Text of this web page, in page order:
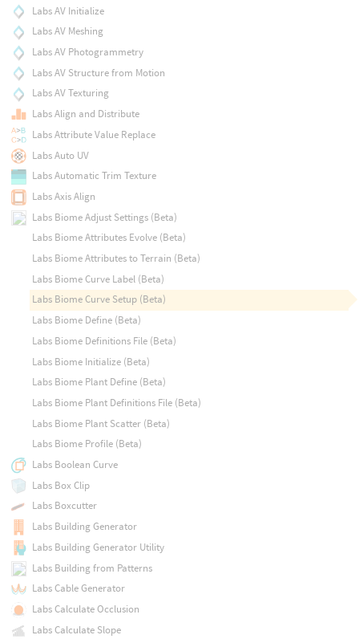
Labs AV Initialize
Labs AV Meshing
Labs AV Photogrammetry
Labs AV Structure from Motion
Labs AV Texturing
Labs Align and Distribute
Labs Attribute Value Replace
Labs Auto UV
Labs Automatic Trim Texture
Labs Axis Align
Labs Biome Adjust Settings (Beta)
Labs Biome Attributes Evolve (Beta)
Labs Biome Attributes to Terrain (Beta)
Labs Biome Curve Label (Beta)
Labs Biome Curve Setup (Beta)
Labs Biome Define (Beta)
Labs Biome Definitions File (Beta)
Labs Biome Initialize (Beta)
Labs Biome Plant Define (Beta)
Labs Biome Plant Definitions File (Beta)
Labs Biome Plant Scatter (Beta)
Labs Biome Profile (Beta)
Labs Boolean Curve
Labs Box Clip
Labs Boxcutter
Labs Building Generator
Labs Building Generator Utility
Labs Building from Patterns
Labs Cable Generator
Labs Calculate Occlusion
Labs Calculate Slope